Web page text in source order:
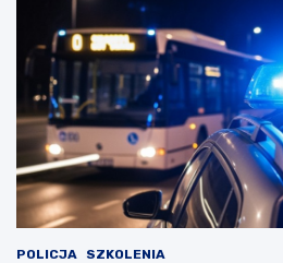
POLICJA SZKOLENIA